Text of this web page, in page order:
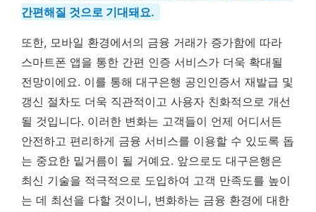
간편해질 것으로 기대돼요.
또한, 모바일 환경에서의 금융 거래가 증가함에 따라
스마트폰 앱을 통한 간편 인증 서비스가 더욱 확대될
전망이에요. 이를 통해 대구은행 공인인증서 재발급 및
갱신 절차도 더욱 직관적이고 사용자 친화적으로 개선
될 것입니다. 이러한 변화는 고객들이 언제 어디서든
안전하고 편리하게 금융 서비스를 이용할 수 있도록 돕
는 중요한 밑거름이 될 거예요. 앞으로도 대구은행은
최신 기술을 적극적으로 도입하여 고객 만족도를 높이
는 데 최선을 다할 것이니, 변화하는 금융 환경에 대한